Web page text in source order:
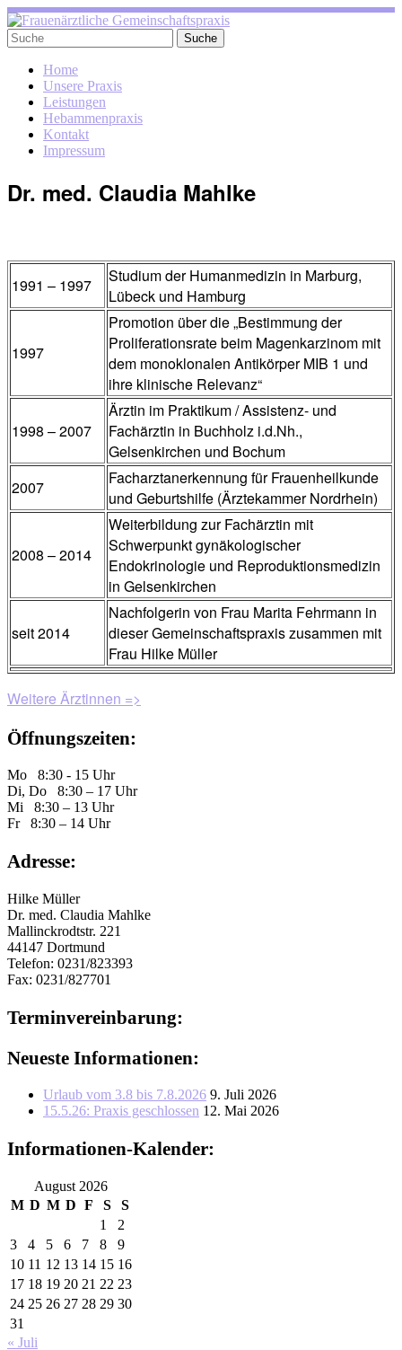
Home
Unsere Praxis
Leistungen
Hebammenpraxis
Kontakt
Impressum
Dr. med. Claudia Mahlke
1991 – 1997
Studium der Humanmedizin in Marburg,
Lübeck und Hamburg
1997
Promotion über die „Bestimmung der
Proliferationsrate beim Magenkarzinom mit
dem monoklonalen Antikörper MIB 1 und
ihre klinische Relevanz“
1998 – 2007
Ärztin im Praktikum / Assistenz- und
Fachärztin in Buchholz i.d.Nh.,
Gelsenkirchen und Bochum
2007
Facharztanerkennung für Frauenheilkunde
und Geburtshilfe (Ärztekammer Nordrhein)
2008 – 2014
Weiterbildung zur Fachärztin mit
Schwerpunkt gynäkologischer
Endokrinologie und Reproduktionsmedizin
in Gelsenkirchen
seit 2014
Nachfolgerin von Frau Marita Fehrmann in
dieser Gemeinschaftspraxis zusammen mit
Frau Hilke Müller
Weitere Ärztinnen =>
Öffnungszeiten:
Mo 8:30 - 15 Uhr
Di, Do 8:30 – 17 Uhr
Mi 8:30 – 13 Uhr
Fr 8:30 – 14 Uhr
Adresse:
Hilke Müller
Dr. med. Claudia Mahlke
Mallinckrodtstr. 221
44147 Dortmund
Telefon: 0231/823393
Fax: 0231/827701
Ter­min­ver­ein­ba­rung:
Neueste Informationen:
Urlaub vom 3.8 bis 7.8.2026 9. Juli 2026
15.5.26: Praxis geschlossen 12. Mai 2026
Informationen-Kalender:
August 2026
M D M D F S
S
1
2
3
4 5 6 7 8
9
10 11 12 13 14 15 16
17 18 19 20 21 22 23
24 25 26 27 28 29 30
31
« Juli